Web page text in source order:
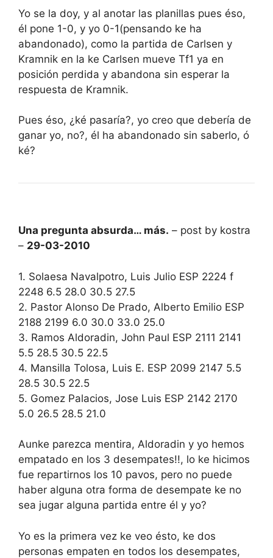
Yo se la doy, y al anotar las planillas pues éso,
él pone 1-0, y yo 0-1(pensando ke ha
abandonado), como la partida de Carlsen y
Kramnik en la ke Carlsen mueve Tf1 ya en
posición perdida y abandona sin esperar la
respuesta de Kramnik.
Pues éso, ¿ké pasaría?, yo creo que debería de
ganar yo, no?, él ha abandonado sin saberlo, ó
ké?
Una pregunta absurda… más. – post by kostra
– 29-03-2010
1. Solaesa Navalpotro, Luis Julio ESP 2224 f
2248 6.5 28.0 30.5 27.5
2. Pastor Alonso De Prado, Alberto Emilio ESP
2188 2199 6.0 30.0 33.0 25.0
3. Ramos Aldoradin, John Paul ESP 2111 2141
5.5 28.5 30.5 22.5
4. Mansilla Tolosa, Luis E. ESP 2099 2147 5.5
28.5 30.5 22.5
5. Gomez Palacios, Jose Luis ESP 2142 2170
5.0 26.5 28.5 21.0
Aunke parezca mentira, Aldoradin y yo hemos
empatado en los 3 desempates!!, lo ke hicimos
fue repartirnos los 10 pavos, pero no puede
haber alguna otra forma de desempate ke no
sea jugar alguna partida entre él y yo?
Yo es la primera vez ke veo ésto, ke dos
personas empaten en todos los desempates,